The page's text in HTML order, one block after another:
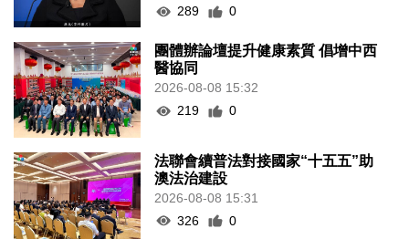
289
0
團體辦論壇提升健康素質 倡增中西
醫協同
2026-08-08 15:32
219
0
法聯會續普法對接國家“十五五”助
澳法治建設
2026-08-08 15:31
326
0